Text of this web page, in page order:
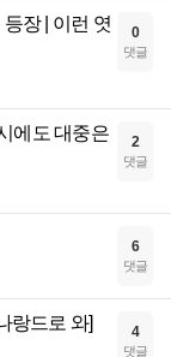
장 | 이런 엿
0
댓글
에도 대중은
2
댓글
6
댓글
랑드로 와] 4
댓글